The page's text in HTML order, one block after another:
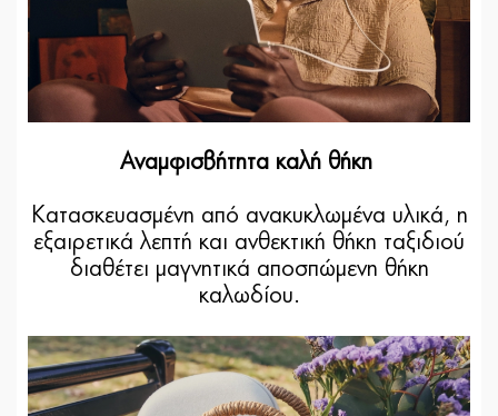
Αναμφισβήτητα καλή θήκη
Κατασκευασμένη από ανακυκλωμένα υλικά, η
εξαιρετικά λεπτή και ανθεκτική θήκη ταξιδιού
διαθέτει μαγνητικά αποσπώμενη θήκη
καλωδίου.